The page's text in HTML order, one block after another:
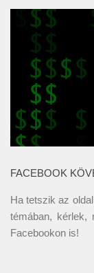
FACEBOOK
Ha tetszik az
témában,
Facebookon is!